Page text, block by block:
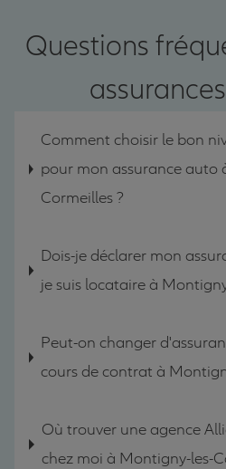
Questions
Comment choisir le bon
pour mon assurance auto
Cormeilles ?
Dois-je déclarer mon
je suis locataire à
Peut-on changer
cours de contrat à
Où trouver une agence
chez moi à Montigny-les-